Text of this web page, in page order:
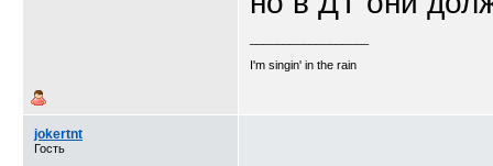
I'm singin' in the rain
jokertnt
Гость